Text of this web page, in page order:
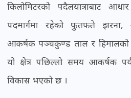
किलोमिटरको पदैलयात्राबाट
पदमार्गमा रहेको फुतफते झरना,
आकर्षक पञ्चकुण्ड ताल र हिमालको
यो क्षेत्र पछिल्लो समय आकर्षक
विकास भएको छ ।